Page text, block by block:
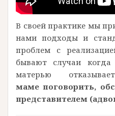
В своей практике мы
нами подходы и
проблем с
бывают случаи когда
матерью
маме поговорить,
представителем